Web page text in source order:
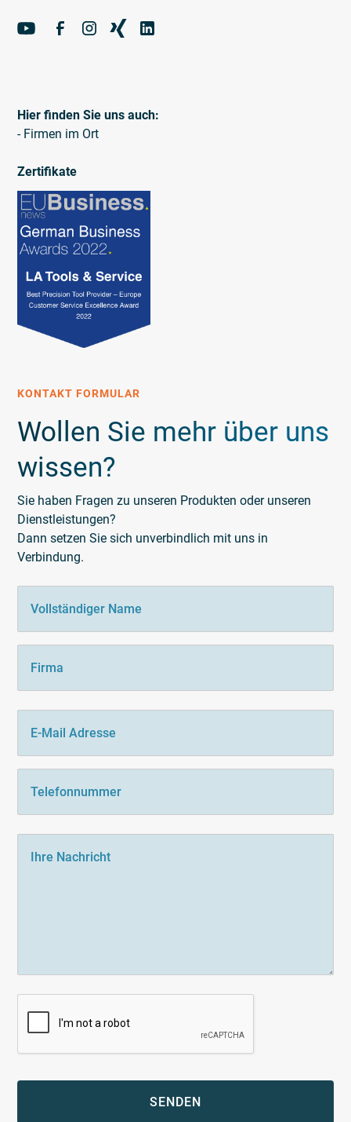
Hier finden Sie uns auch:
- Firmen im Ort
Zertifikate
KONTAKT FORMULAR
Wollen Sie mehr über uns
wissen?
Sie haben Fragen zu unseren Produkten oder unseren
Dienstleistungen?
Dann setzen Sie sich unverbindlich mit uns in
Verbindung.